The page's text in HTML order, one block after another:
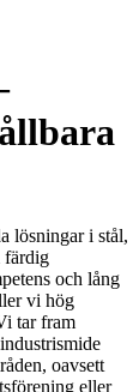
lösningar i stål,
färdig
och lång
vi hög
tar fram
oavsett
eller